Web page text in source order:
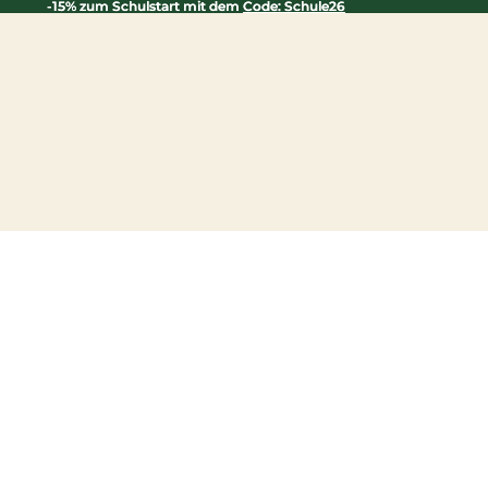
-15% zum Schulstart mit dem Code: Schule26
-15% zum Schulstart mit dem Code: Schule26